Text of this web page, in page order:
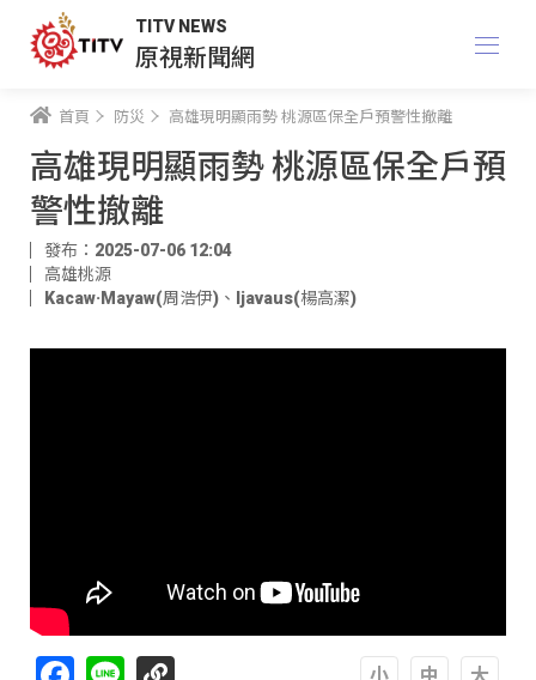
TITV NEWS
原視新聞網
首頁 防災 高雄現明顯雨勢 桃源區保全戶預警性撤離
高雄現明顯雨勢 桃源區保全戶預
警性撤離
發布：2025-07-06 12:04
高雄桃源
Kacaw·Mayaw(周浩伊) 、 ljavaus(楊高潔)
Facebook
Line